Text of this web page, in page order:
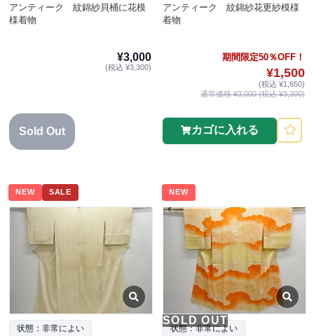
アンティーク 紋錦紗貝桶に花模
様着物
¥3,000
(税込 ¥3,300)
Sold Out
アンティーク 紋錦紗花更紗模様
着物
期間限定50％OFF！
¥1,500
(税込 ¥1,650)
通常価格 ¥3,000 (税込 ¥3,300)
カゴに入れる
NEW SALE
状態：非常によい
NEW
SOLD OUT
状態：非常によい